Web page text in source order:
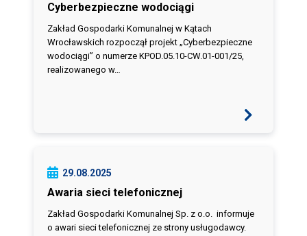
Cyberbezpieczne wodociągi
Zakład Gospodarki Komunalnej w Kątach
Wrocławskich rozpoczął projekt „Cyberbezpieczne
wodociągi” o numerze KPOD.05.10-CW.01-001/25,
realizowanego w…
29.08.2025
Awaria sieci telefonicznej
Zakład Gospodarki Komunalnej Sp. z o.o. informuje
o awari sieci telefonicznej ze strony usługodawcy.